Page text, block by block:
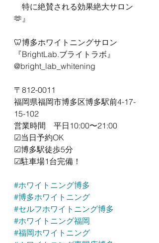
特に絶賛される効果絶大サロン
🫶』
🦷博多ホワイトニングサロン
『BrightLab.ブライトラボ』
@bright_lab_whitening
〒812-0011
福岡県福岡市博多区博多駅前4-17-
15-102
営業時間　平日10:00〜21:00
☑︎当日予約OK
☑︎博多駅徒歩5分
☑︎駐車場1台完備！
#ホワイトニング博多
#博多ホワイトニング
#セルフホワイトニング博多
#ホワイトニング福岡
#福岡ホワイトニング